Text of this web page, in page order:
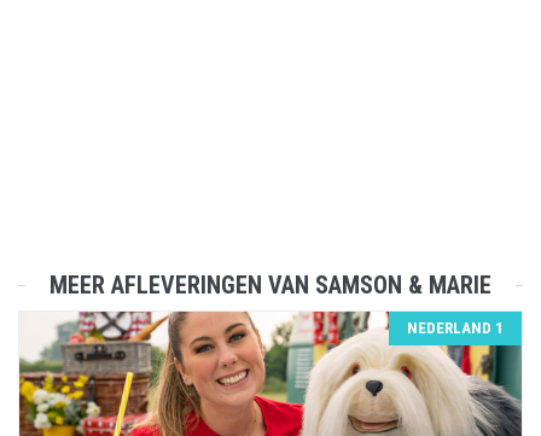
MEER AFLEVERINGEN VAN SAMSON & MARIE
NEDERLAND 1